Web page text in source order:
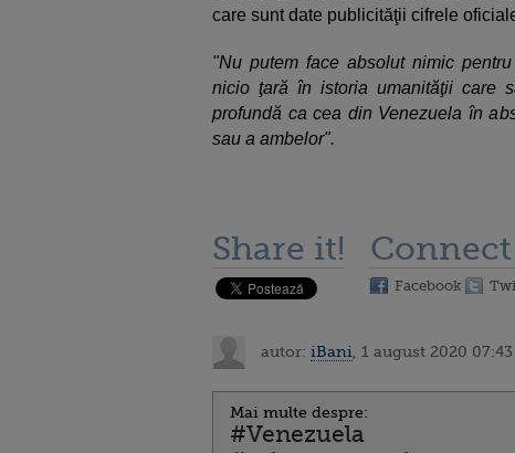
care sunt date publicităţii cifrele
"Nu putem face absolut nimic
nicio ţară în istoria umanităţii care
profundă ca cea din Venezuela în
sau a ambelor".
Share it! Connect
Facebook
autor: iBani , 1 august 2020 07:43
Mai multe despre:
#Venezuela